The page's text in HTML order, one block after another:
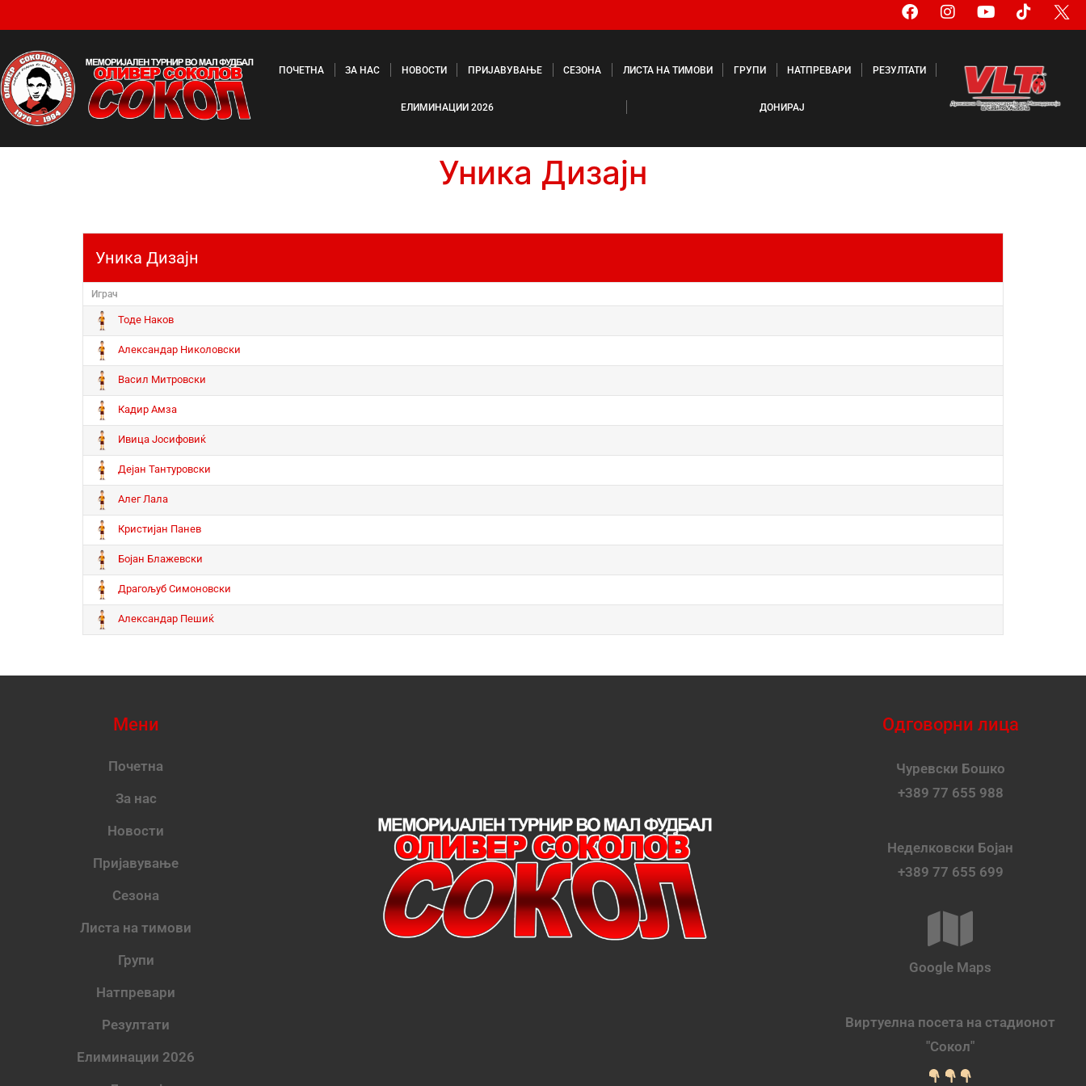
ПОЧЕТНА ЗА НАС НОВОСТИ ПРИЈАВУВАЊЕ СЕЗОНА ЛИСТА НА ТИМОВИ ГРУПИ НАТПРЕВАРИ РЕЗУЛТАТИ
ЕЛИМИНАЦИИ 2026 ДОНИРАЈ
Уника Дизајн
Уника Дизајн
Играч
Тоде Наков
Александар Николовски
Васил Митровски
Кадир Амза
Ивица Јосифовиќ
Дејан Тантуровски
Алег Лала
Кристијан Панев
Бојан Блажевски
Драгољуб Симоновски
Александар Пешиќ
Мени
Почетна
За нас
Новости
Пријавување
Сезона
Листа на тимови
Групи
Натпревари
Резултати
Елиминации 2026
Одговорни лица
Чуревски Бошко
+389 77 655 988
Неделковски Бојан
+389 77 655 699
Google Maps
Виртуелна посета на стадионот
"Сокол"